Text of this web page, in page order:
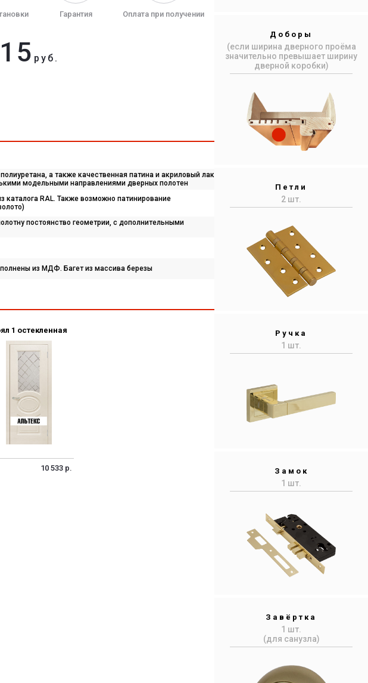
Гарантия Оплата при получении
руб.
а также качественная патина и акриловый лак
модельными направлениями дверных полотен
RAL. Также возможно патинирование
постоянство геометрии, с дополнительными
из МДФ. Багет из массива березы
1 остекленная
10 533 р.
Доборы
(если ширина дверного проёма
значительно превышает ширину
дверной коробки)
Петли
2 шт.
Ручка
1 шт.
Замок
1 шт.
Завёртка
1 шт.
(для санузла)